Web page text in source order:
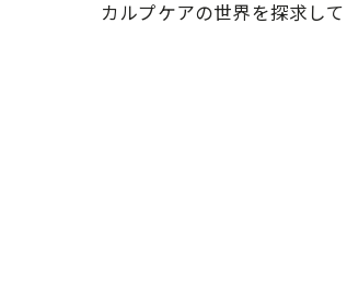
カルプケアの世界を探求して